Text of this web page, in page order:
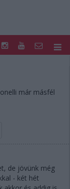
már másfél
de jövünk még
- két hét